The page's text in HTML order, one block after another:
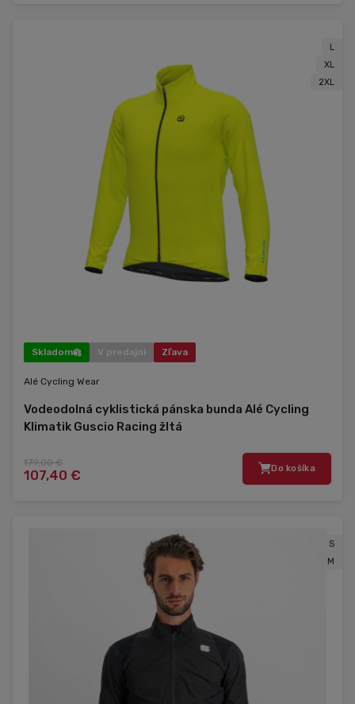
L
XL
2XL
Skladom V predajni Zľava
Alé Cycling Wear
Vodeodolná cyklistická pánska bunda Alé Cycling
Klimatik Guscio Racing žltá
179,00 €
107,40 € Do košíka
S
M